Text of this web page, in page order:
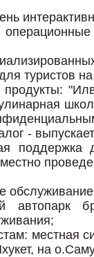
туристов
-
автопарк
местная
на